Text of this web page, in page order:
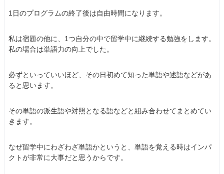
1日のプログラムの終了後は自由時間になります。
私は宿題の他に、1つ自分の中で留学中に継続する勉強をします。
私の場合は単語力の向上でした。
必ずといっていいほど、その日初めて知った単語や述語などがあ
ると思います。
その単語の派生語や対照となる語などと組み合わせてまとめてい
きます。
なぜ留学中にわざわざ単語かというと、単語を覚える時はインパ
クトが非常に大事だと思うからです。